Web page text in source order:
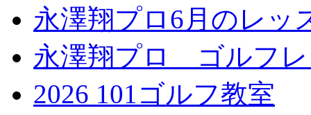
永澤翔プロ6月のレッ
永澤翔プロ ゴルフ
2026 101ゴルフ教室